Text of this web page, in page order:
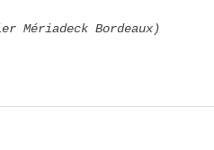
Bordeaux)